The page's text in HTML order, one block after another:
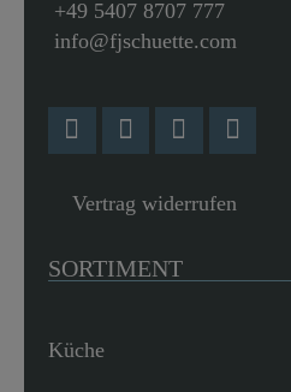
+49 5407 8707 777
info@fjschuette.com
Vertrag widerrufen
SORTIMENT
Küche